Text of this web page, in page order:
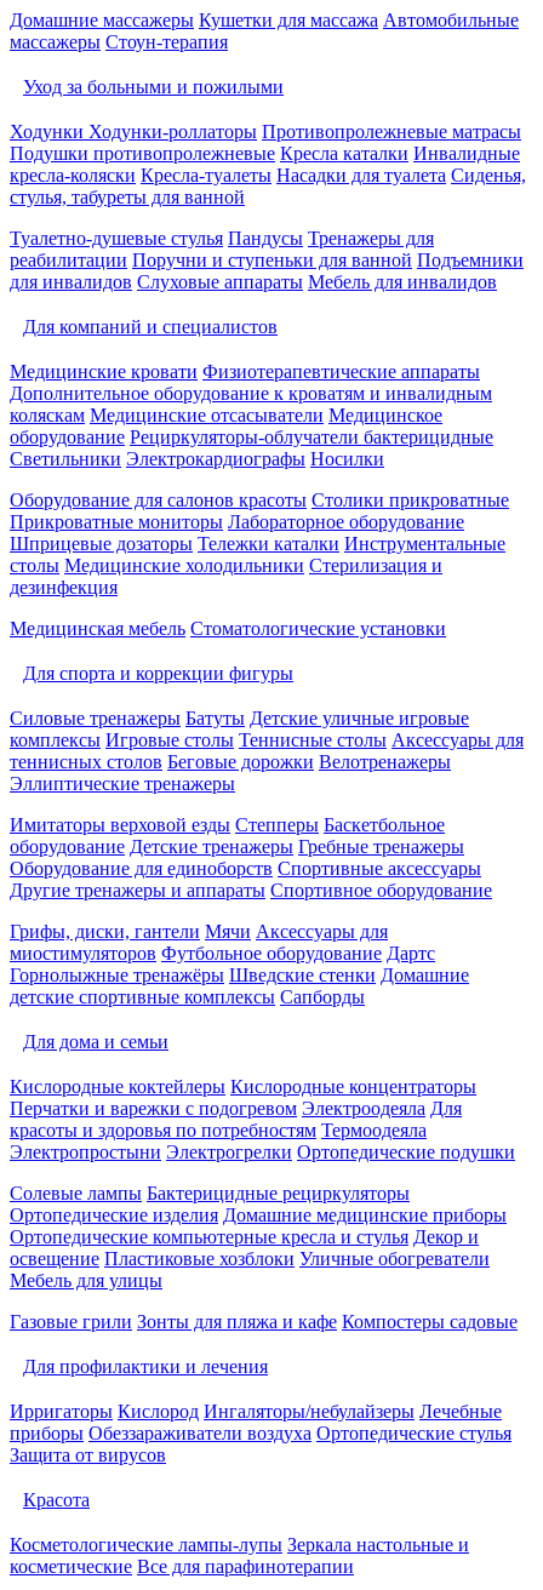
Домашние массажеры Кушетки для массажа Автомобильные
массажеры Стоун-терапия
Уход за больными и пожилыми
Ходунки Ходунки-роллаторы Противопролежневые матрасы
Подушки противопролежневые Кресла каталки Инвалидные
кресла-коляски Кресла-туалеты Насадки для туалета Сиденья,
стулья, табуреты для ванной
Туалетно-душевые стулья Пандусы Тренажеры для
реабилитации Поручни и ступеньки для ванной Подъемники
для инвалидов Слуховые аппараты Мебель для инвалидов
Для компаний и специалистов
Медицинские кровати Физиотерапевтические аппараты
Дополнительное оборудование к кроватям и инвалидным
коляскам Медицинские отсасыватели Медицинское
оборудование Рециркуляторы-облучатели бактерицидные
Светильники Электрокардиографы Носилки
Оборудование для салонов красоты Столики прикроватные
Прикроватные мониторы Лабораторное оборудование
Шприцевые дозаторы Тележки каталки Инструментальные
столы Медицинские холодильники Стерилизация и
дезинфекция
Медицинская мебель Стоматологические установки
Для спорта и коррекции фигуры
Силовые тренажеры Батуты Детские уличные игровые
комплексы Игровые столы Теннисные столы Аксессуары для
теннисных столов Беговые дорожки Велотренажеры
Эллиптические тренажеры
Имитаторы верховой езды Степперы Баскетбольное
оборудование Детские тренажеры Гребные тренажеры
Оборудование для единоборств Спортивные аксессуары
Другие тренажеры и аппараты Спортивное оборудование
Грифы, диски, гантели Мячи Аксессуары для
миостимуляторов Футбольное оборудование Дартс
Горнолыжные тренажёры Шведские стенки Домашние
детские спортивные комплексы Сапборды
Для дома и семьи
Кислородные коктейлеры Кислородные концентраторы
Перчатки и варежки с подогревом Электроодеяла Для
красоты и здоровья по потребностям Термоодеяла
Электропростыни Электрогрелки Ортопедические подушки
Солевые лампы Бактерицидные рециркуляторы
Ортопедические изделия Домашние медицинские приборы
Ортопедические компьютерные кресла и стулья Декор и
освещение Пластиковые хозблоки Уличные обогреватели
Мебель для улицы
Газовые грили Зонты для пляжа и кафе Компостеры садовые
Для профилактики и лечения
Ирригаторы Кислород Ингаляторы/небулайзеры Лечебные
приборы Обеззараживатели воздуха Ортопедические стулья
Защита от вирусов
Красота
Косметологические лампы-лупы Зеркала настольные и
косметические Все для парафинотерапии